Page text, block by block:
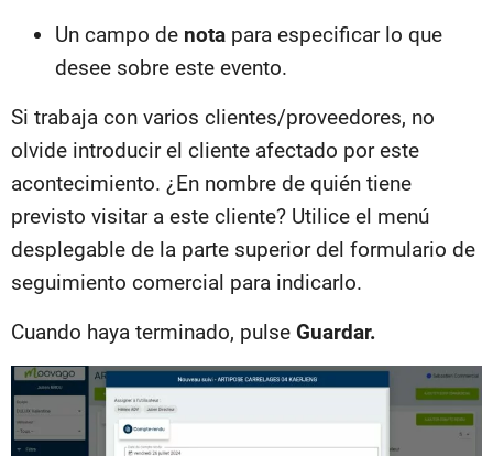
Un campo de nota para especificar lo que
desee sobre este evento.
Si trabaja con varios clientes/proveedores, no
olvide introducir el cliente afectado por este
acontecimiento. ¿En nombre de quién tiene
previsto visitar a este cliente? Utilice el menú
desplegable de la parte superior del formulario de
seguimiento comercial para indicarlo.
Cuando haya terminado, pulse Guardar.